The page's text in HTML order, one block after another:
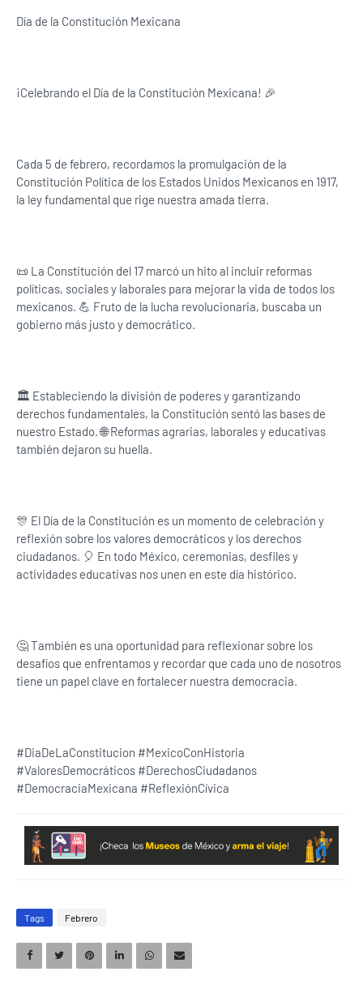
Día de la Constitución Mexicana
¡Celebrando el Día de la Constitución Mexicana! 🎉
Cada 5 de febrero, recordamos la promulgación de la
Constitución Política de los Estados Unidos Mexicanos en 1917,
la ley fundamental que rige nuestra amada tierra.
📜 La Constitución del 17 marcó un hito al incluir reformas
políticas, sociales y laborales para mejorar la vida de todos los
mexicanos. 💪 Fruto de la lucha revolucionaria, buscaba un
gobierno más justo y democrático.
🏛️ Estableciendo la división de poderes y garantizando
derechos fundamentales, la Constitución sentó las bases de
nuestro Estado. 🌐 Reformas agrarias, laborales y educativas
también dejaron su huella.
🎊 El Día de la Constitución es un momento de celebración y
reflexión sobre los valores democráticos y los derechos
ciudadanos. 🎈 En todo México, ceremonias, desfiles y
actividades educativas nos unen en este día histórico.
🤔 También es una oportunidad para reflexionar sobre los
desafíos que enfrentamos y recordar que cada uno de nosotros
tiene un papel clave en fortalecer nuestra democracia.
#DiaDeLaConstitucion #MexicoConHistoria
#ValoresDemocráticos #DerechosCiudadanos
#DemocraciaMexicana #ReflexiónCívica
Tags Febrero